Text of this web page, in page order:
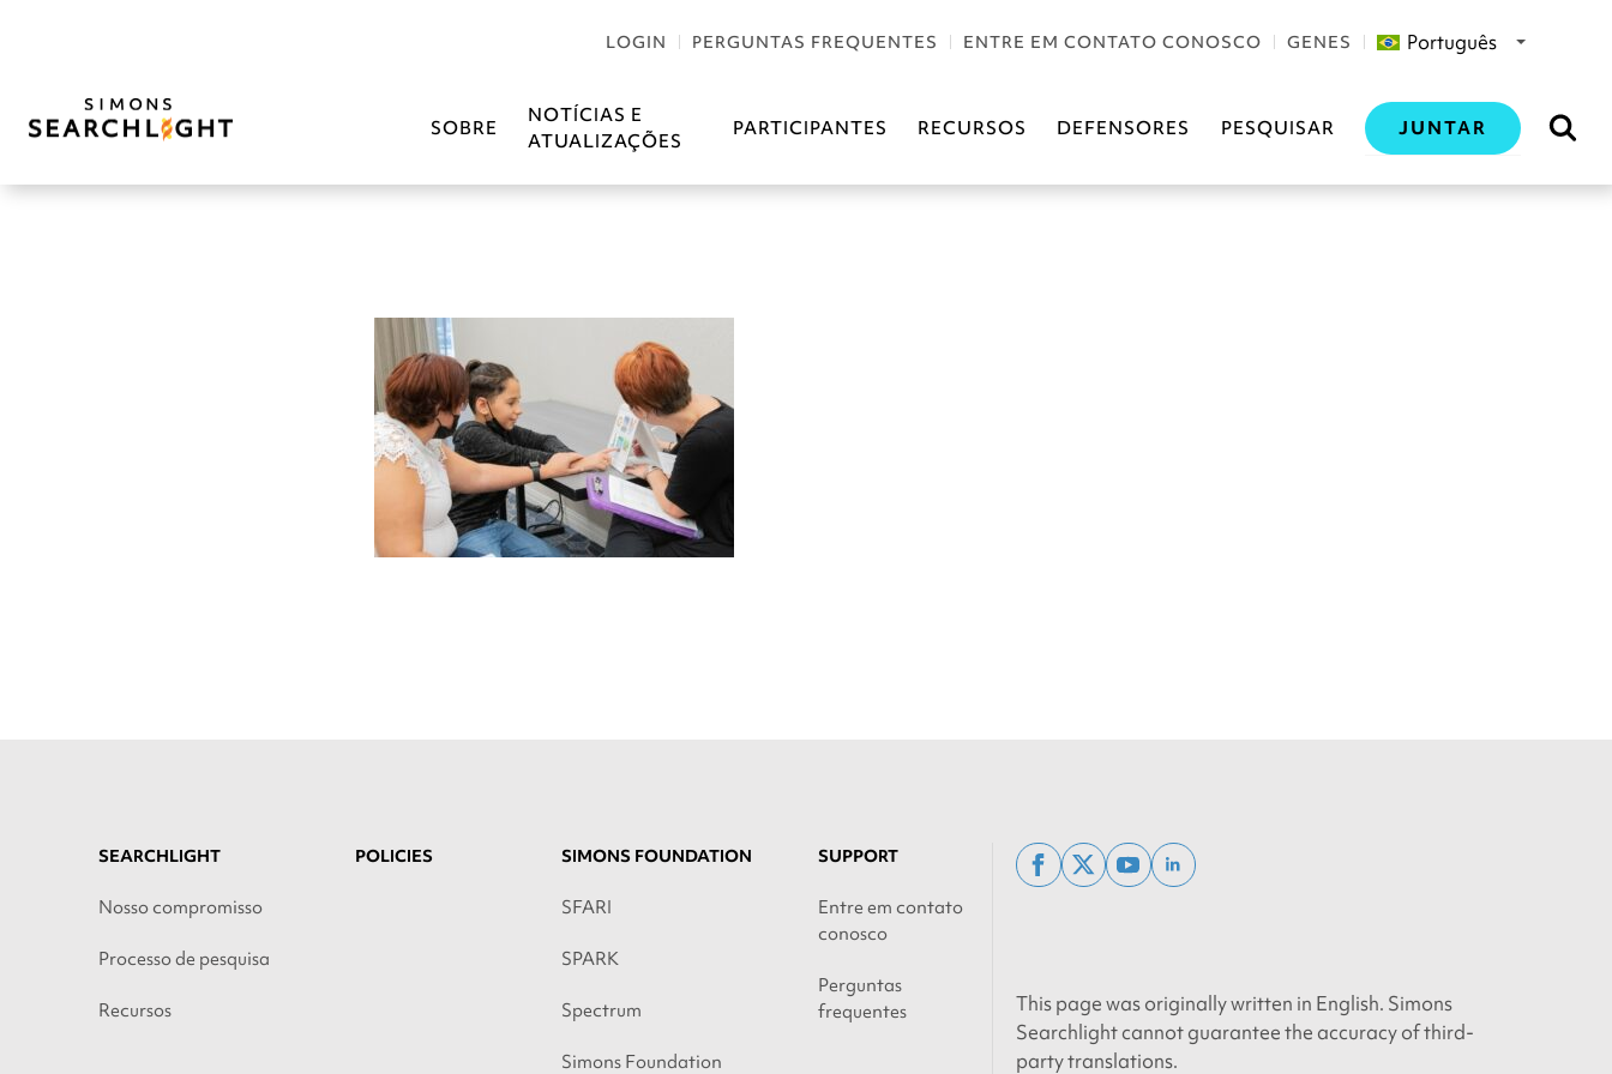
LOGIN PERGUNTAS FREQUENTES ENTRE EM CONTATO CONOSCO GENES Português
SOBRE
NOTÍCIAS E
ATUALIZAÇÕES
PARTICIPANTES RECURSOS DEFENSORES PESQUISAR JUNTAR
SEARCHLIGHT
Nosso compromisso
Processo de pesquisa
Recursos
POLICIES SIMONS FOUNDATION
SFARI
SPARK
Spectrum
Simons Foundation
SUPPORT
Entre em contato
conosco
Perguntas
frequentes
facebook
x
youtubelinkedin
This page was originally written in English. Simons
Searchlight cannot guarantee the accuracy of third-
party translations.